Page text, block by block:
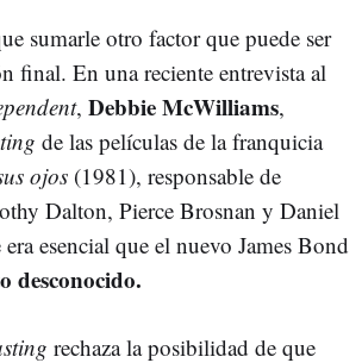
sumarle otro factor que puede ser
final. En una reciente entrevista al
, Debbie McWilliams,
de las películas de la franquicia
ojos (1981), responsable de
Dalton, Pierce Brosnan y Daniel
esencial que el nuevo James Bond
desconocido.
rechaza la posibilidad de que